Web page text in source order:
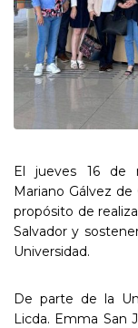
El jueves 16 de
Mariano Gálvez
propósito de
Salvador y
Universidad.
De parte de la
Licda. Emma San